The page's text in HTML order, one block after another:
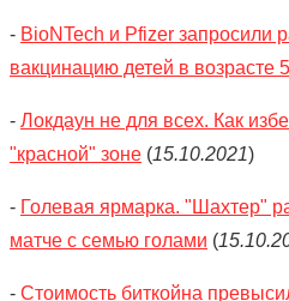
- BioNTech и Pfizer запросили
вакцинацию детей в возрасте
- Локдаун не для всех. Как
"красной" зоне (15.10.2021)
- Голевая ярмарка. "Шахтер"
матче с семью голами (
- Стоимость биткойна